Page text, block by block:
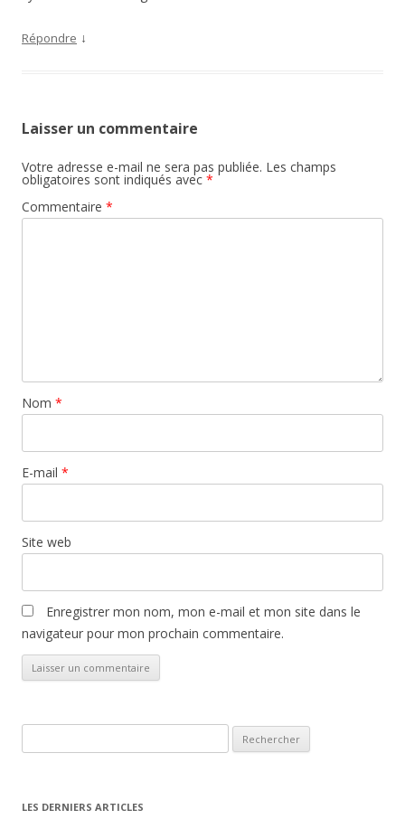
Répondre ↓
Laisser un commentaire
Votre adresse e-mail ne sera pas publiée. Les champs
obligatoires sont indiqués avec *
Commentaire *
Nom *
E-mail *
Site web
Enregistrer mon nom, mon e-mail et mon site dans le
navigateur pour mon prochain commentaire.
LES DERNIERS ARTICLES